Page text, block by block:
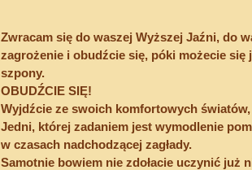
Zwracam się do waszej Wyższej Jaźni, do
zagrożenie i obudźcie się, póki możecie się
szpony.
OBUDŹCIE SIĘ!
Wyjdźcie ze swoich komfortowych
Jedni, której zadaniem jest wymodlenie
w czasach nadchodzącej zagłady.
Samotnie bowiem nie zdołacie uczynić już